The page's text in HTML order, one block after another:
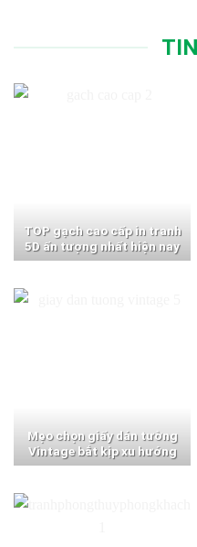
TOP gạch cao cấp in tranh
5D ấn tượng nhất hiện nay
Mẹo chọn giấy dán tường
Vintage bắt kịp xu hướng